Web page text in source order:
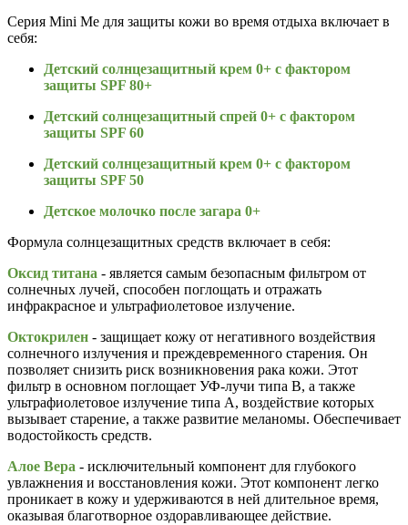
Серия Mini Me для защиты кожи во время отдыха включает в
себя:
Детский солнцезащитный крем 0+ с фактором
защиты SPF 80+
Детский солнцезащитный спрей 0+ с фактором
защиты SPF 60
Детский солнцезащитный крем 0+ с фактором
защиты SPF 50
Детское молочко после загара 0+
Формула солнцезащитных средств включает в себя:
Оксид титана - является самым безопасным фильтром от
солнечных лучей, способен поглощать и отражать
инфракрасное и ультрафиолетовое излучение.
Октокрилен - защищает кожу от негативного воздействия
солнечного излучения и преждевременного старения. Он
позволяет снизить риск возникновения рака кожи. Этот
фильтр в основном поглощает УФ-лучи типа В, а также
ультрафиолетовое излучение типа А, воздействие которых
вызывает старение, а также развитие меланомы. Обеспечивает
водостойкость средств.
Алое Вера - исключительный компонент для глубокого
увлажнения и восстановления кожи. Этот компонент легко
проникает в кожу и удерживаются в ней длительное время,
оказывая благотворное оздоравливающее действие.